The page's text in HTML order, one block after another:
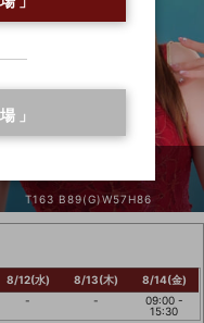
T163 B89(G)W57H86
8/12(水)
-
8/13(木)
-
8/14(金)
09:00 -
15:30
」